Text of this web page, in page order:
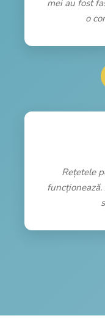
mei au fost
o
Rețetele